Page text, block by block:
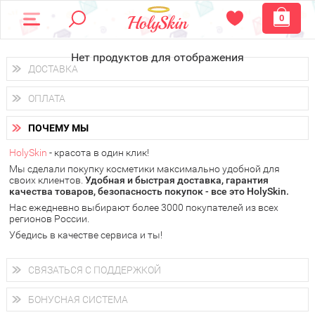
0
Нет продуктов для отображения
ДОСТАВКА
Доставка осуществляетсяпо всем городам России.
Вы можете выбрать доставку курьером, Почтой России или
получить заказ в пунктах выдачи PickPoint или пункте
самовывоза.
В 20 городах России доставка осуществляется ужена
следующий день.
у Вас всегда есть возможность получитьбесплатную
доставку от HolySkin.
подробнее об условиях доставки и оплаты в Вашем городе
ОПЛАТА
Вы можете оплатить свой заказ любым удобным способом:
наличными деньгами (
через интернет-банк (Альфа-банк, Сбербанк) и другими
электронными способами.
ПОЧЕМУ МЫ
HolySkin - красота в один клик!
Мы сделали покупку косметики максимально удобной для
своих клиентов. Удобная и быстрая доставка, гарантия
качества товаров, безопасность покупок - все это HolySkin.
Нас ежедневно выбирают более 3000 покупателей из всех
регионов России.
Убедись в качестве сервиса и ты!
СВЯЗАТЬСЯ С ПОДДЕРЖКОЙ
+7 (800) 707-24-55
Мы будем рады ответить на все Ваши вопросы по работе
магазина, проконсультировать по товарам, рассказать о
БОНУСНАЯ СИСТЕМА